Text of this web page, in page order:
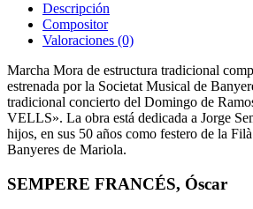
Descripción
Compositor
Valoraciones (0)
Marcha Mora de estructura tradicional
estrenada por la Societat Musical de
tradicional concierto del Domingo de
VELLS». La obra está dedicada a Jorge
hijos, en sus 50 años como festero de la
Banyeres de Mariola.
SEMPERE FRANCÉS, Óscar